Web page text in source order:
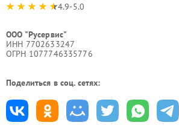
4.9-5.0
ООО "Русервис"
ИНН 7702633247
ОГРН 1077746335776
Поделиться в соц. сетях: